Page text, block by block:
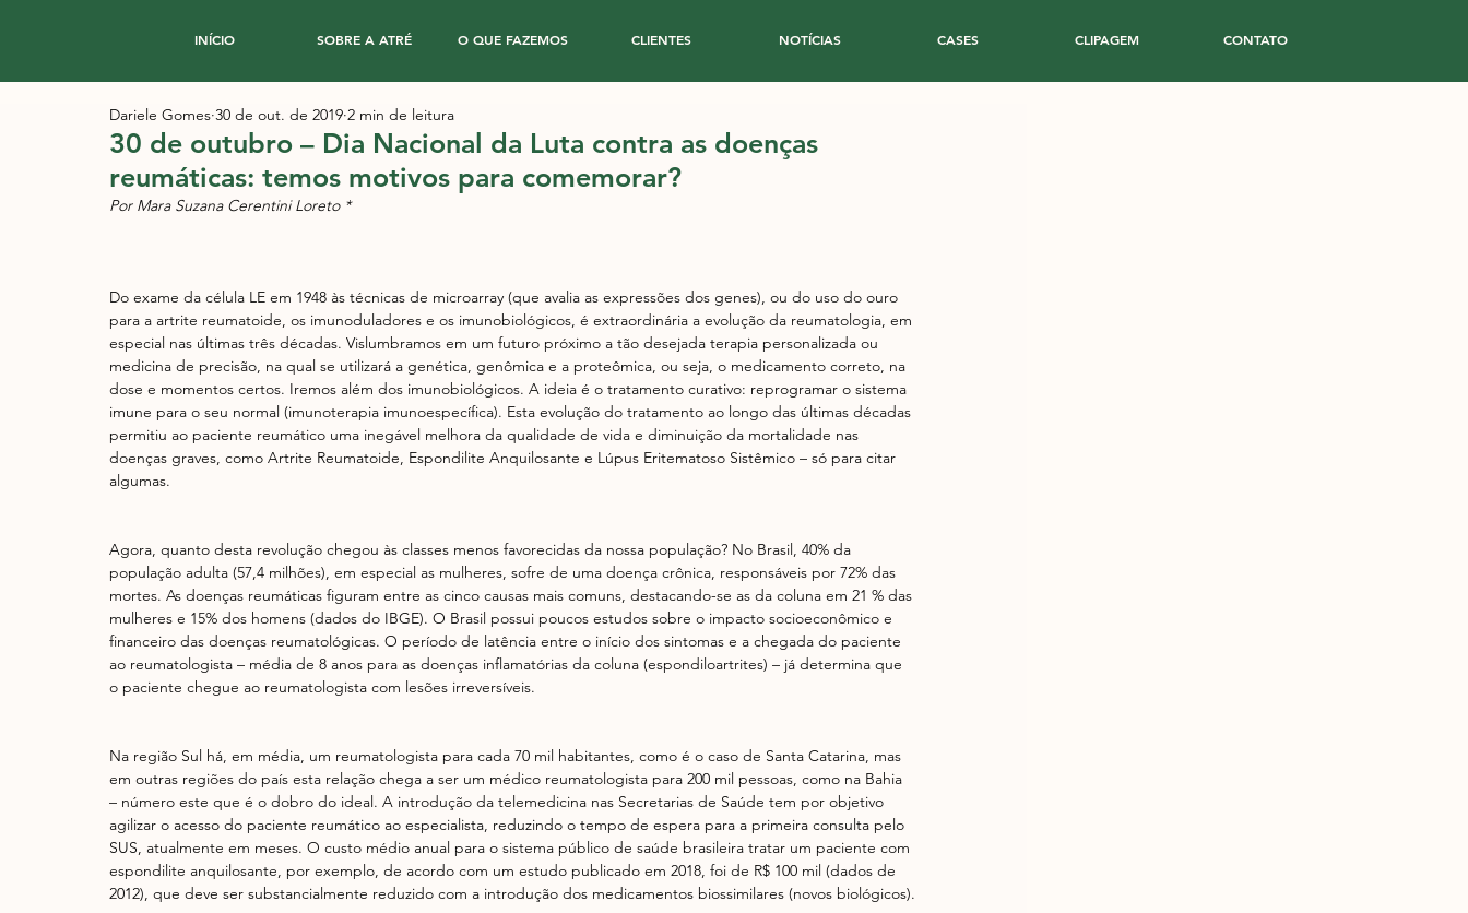
INÍCIO SOBRE A ATRÉ O QUE FAZEMOS CLIENTES NOTÍCIAS CASES CLIPAGEM CONTATO
30 de outubro – Dia Nacional da Luta contra as doenças
reumáticas: temos motivos para comemorar?
Dariele Gomes 30 de out. de 2019 2 min de leitura
Por Mara Suzana Cerentini Loreto *
Do exame da célula LE em 1948 às técnicas de microarray (que avalia as expressões dos genes), ou do uso do ouro
para a artrite reumatoide, os imunoduladores e os imunobiológicos, é extraordinária a evolução da reumatologia, em
especial nas últimas três décadas. Vislumbramos em um futuro próximo a tão desejada terapia personalizada ou
medicina de precisão, na qual se utilizará a genética, genômica e a proteômica, ou seja, o medicamento correto, na
dose e momentos certos. Iremos além dos imunobiológicos. A ideia é o tratamento curativo: reprogramar o sistema
imune para o seu normal (imunoterapia imunoespecífica). Esta evolução do tratamento ao longo das últimas décadas
permitiu ao paciente reumático uma inegável melhora da qualidade de vida e diminuição da mortalidade nas
doenças graves, como Artrite Reumatoide, Espondilite Anquilosante e Lúpus Eritematoso Sistêmico – só para citar
algumas.
Agora, quanto desta revolução chegou às classes menos favorecidas da nossa população? No Brasil, 40% da
população adulta (57,4 milhões), em especial as mulheres, sofre de uma doença crônica, responsáveis por 72% das
mortes. As doenças reumáticas figuram entre as cinco causas mais comuns, destacando-se as da coluna em 21 % das
mulheres e 15% dos homens (dados do IBGE). O Brasil possui poucos estudos sobre o impacto socioeconômico e
financeiro das doenças reumatológicas. O período de latência entre o início dos sintomas e a chegada do paciente
ao reumatologista – média de 8 anos para as doenças inflamatórias da coluna (espondiloartrites) – já determina que
o paciente chegue ao reumatologista com lesões irreversíveis.
Na região Sul há, em média, um reumatologista para cada 70 mil habitantes, como é o caso de Santa Catarina, mas
em outras regiões do país esta relação chega a ser um médico reumatologista para 200 mil pessoas, como na Bahia
– número este que é o dobro do ideal. A introdução da telemedicina nas Secretarias de Saúde tem por objetivo
agilizar o acesso do paciente reumático ao especialista, reduzindo o tempo de espera para a primeira consulta pelo
SUS, atualmente em meses. O custo médio anual para o sistema público de saúde brasileira tratar um paciente com
espondilite anquilosante, por exemplo, de acordo com um estudo publicado em 2018, foi de R$ 100 mil (dados de
2012), que deve ser substancialmente reduzido com a introdução dos medicamentos biossimilares (novos biológicos).